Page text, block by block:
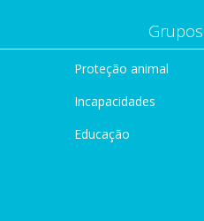
Proteção animal
Incapacidades
Educação